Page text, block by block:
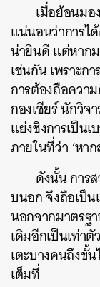
เมื่อย้อนมอ
แน่นอนว่าการไ
น่ายินดี แต่หาก
เช่นกัน เพราะก
การต้องถือควา
กองเชียร์ นักวิ
แย่งชิงการเป็น
ภายในที่ว่า ‘ห
ดังนั้น การ
บนอก จึงถือเป็น
นอกจากมาตรฐ
เดิมอีกเป็นเท่า
เตะบางคนถึงขั้
เต็มที่